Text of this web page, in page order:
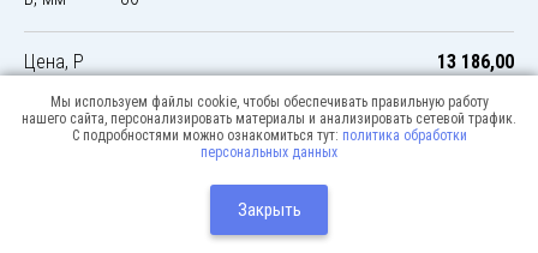
Цена, Р 13 186,00
Мы используем файлы cookie, чтобы обеспечивать правильную работу
нашего сайта, персонализировать материалы и анализировать сетевой трафик.
С подробностями можно ознакомиться тут: политика обработки
персональных данных
Закрыть